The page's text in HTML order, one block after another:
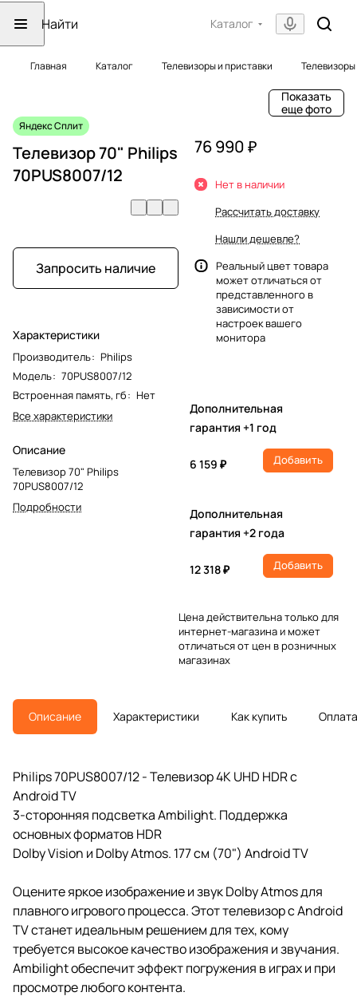
Каталог
Главная Каталог Телевизоры и приставки Телевизоры
Показать
еще фото
Яндекс Сплит
Телевизор 70" Philips
70PUS8007/12
Запросить наличие
Характеристики
Производитель: Philips
Модель: 70PUS8007/12
Встроенная память, гб: Нет
Все характеристики
Описание
Телевизор 70" Philips
70PUS8007/12
Подробности
76 990 ₽
Нет в наличии
Рассчитать доставку
Нашли дешевле?
Реальный цвет товара
может отличаться от
представленного в
зависимости от
настроек вашего
монитора
Дополнительная
гарантия +1 год
6 159 ₽ Добавить
Дополнительная
гарантия +2 года
12 318 ₽ Добавить
Цена действительна только для
интернет-магазина и может
отличаться от цен в розничных
магазинах
Описание Характеристики Как купить Оплата
Philips 70PUS8007/12 - Телевизор 4K UHD HDR с
Android TV
3-сторонняя подсветка Ambilight. Поддержка
основных форматов HDR
Dolby Vision и Dolby Atmos. 177 см (70") Android TV
Оцените яркое изображение и звук Dolby Atmos для
плавного игрового процесса. Этот телевизор с Android
TV станет идеальным решением для тех, кому
требуется высокое качество изображения и звучания.
Ambilight обеспечит эффект погружения в играх и при
просмотре любого контента.